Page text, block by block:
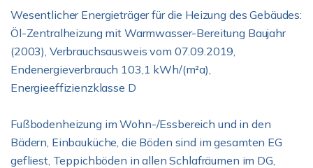
Wesentlicher Energieträger für die Heizung des Gebäudes:
Öl-Zentralheizung mit Warmwasser-Bereitung Baujahr
(2003), Verbrauchsausweis vom 07.09.2019,
Endenergieverbrauch 103,1 kWh/(m²a),
Energieeffizienzklasse D
Fußbodenheizung im Wohn-/Essbereich und in den
Bädern, Einbauküche, die Böden sind im gesamten EG
gefliest, Teppichböden in allen Schlafräumen im DG,